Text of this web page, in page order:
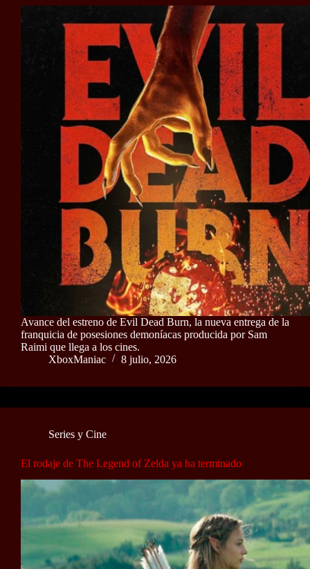
Avance del estreno de Evil Dead Burn, la nueva entrega de la
franquicia de posesiones demoníacas producida por Sam
Raimi que llega a los cines.
XboxManiac
8 julio, 2026
Series y Cine
El rodaje de The Legend of Zelda ya ha terminado